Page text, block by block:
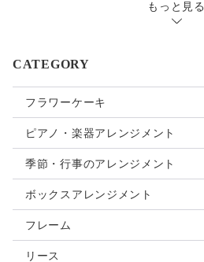
もっと見る
CATEGORY
フラワーケーキ
ピアノ・楽器アレンジメント
季節・行事のアレンジメント
母の日
クリスマス
お正月
ボックスアレンジメント
フレーム
リース